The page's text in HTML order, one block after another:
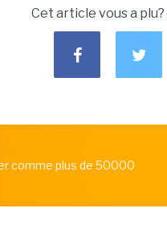
Cet article vous a plu?
comme plus de 50000